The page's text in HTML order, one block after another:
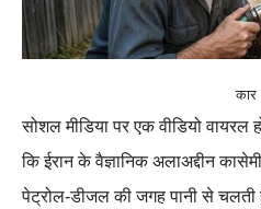
कार
सोशल मीडिया पर एक वीडियो वायरल
कि ईरान के वैज्ञानिक अलाअद्दीन
पेट्रोल-डीजल की जगह पानी से चलती